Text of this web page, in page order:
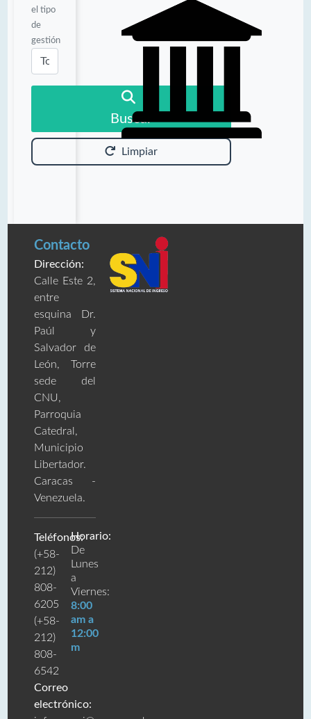
el tipo
de
gestión
Buscar
Limpiar
Contacto
Dirección:
Calle Este 2,
entre
esquina Dr.
Paúl y
Salvador de
León, Torre
sede del
CNU,
Parroquia
Catedral,
Municipio
Libertador.
Caracas -
Venezuela.
Teléfonos:
(+58-
212)
808-
6205
(+58-
212)
808-
6542
Correo
electrónico:
Horario:
De
Lunes
a
Viernes:
8:00
am a
12:00
m